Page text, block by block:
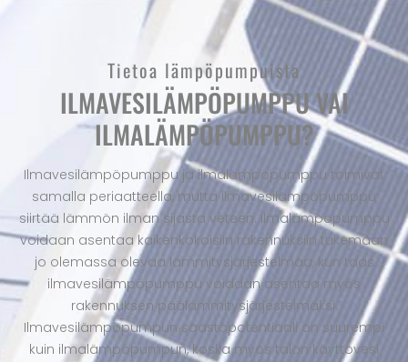
Tietoa lämpöpumpuista
ILMAVESILÄMPÖPUMPPU VAI
ILMALÄMPÖPUMPPU?
Ilmavesilämpöpumppu ja ilmalämpöpumppu toimivat
samalla periaatteella, mutta ilmavesilämpöpumppu
siirtää lämmön ilman sijasta veteen. Ilmalämpöpumppu
voidaan asentaa kaikenkokoisiin rakennuksiin tukemaan
jo olemassa olevaa lämmitysjärjestelmää, kun taas
ilmavesilämpöpumppu voidaan asentaa myös
rakennuksen päälämmitysjärjestelmäksi.
Ilmavesilämpöpumpun säästöpotentiaali on suurempi
kuin ilmalämpöpumpun, koska myös talon käyttövesi